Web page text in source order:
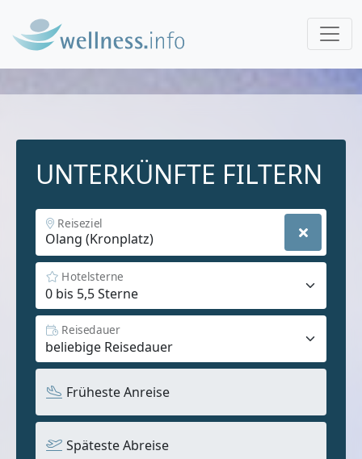
UNTERKÜNFTE FILTERN
Reiseziel
Hotelsterne
Reisedauer
Früheste Anreise
Späteste Abreise